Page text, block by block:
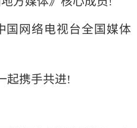
网络电视台全国媒体
携手共进!